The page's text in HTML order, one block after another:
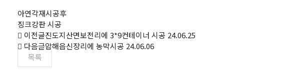
아연각재시공후
징크강판 시공
이전글진도지산면보전리에 3*9컨테이너 시공 24.06.25
다음글압해읍신장리에 농막시공 24.06.06
목록